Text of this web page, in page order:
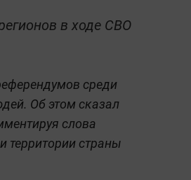
в ходе СВО
среди
Об этом сказал
слова
территории страны